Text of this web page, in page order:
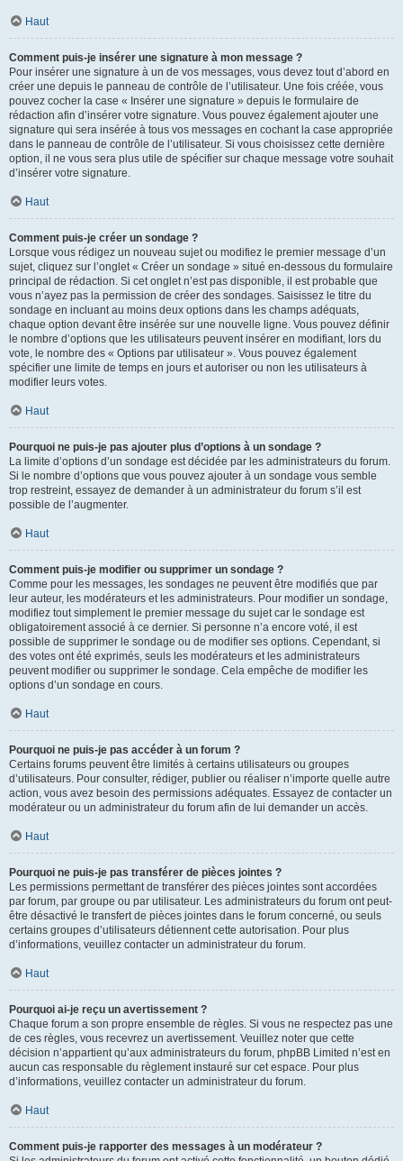
Haut
Comment puis-je insérer une signature à mon message ?
Pour insérer une signature à un de vos messages, vous devez tout d’abord en
créer une depuis le panneau de contrôle de l’utilisateur. Une fois créée, vous
pouvez cocher la case « Insérer une signature » depuis le formulaire de
rédaction afin d’insérer votre signature. Vous pouvez également ajouter une
signature qui sera insérée à tous vos messages en cochant la case appropriée
dans le panneau de contrôle de l’utilisateur. Si vous choisissez cette dernière
option, il ne vous sera plus utile de spécifier sur chaque message votre souhait
d’insérer votre signature.
Haut
Comment puis-je créer un sondage ?
Lorsque vous rédigez un nouveau sujet ou modifiez le premier message d’un
sujet, cliquez sur l’onglet « Créer un sondage » situé en-dessous du formulaire
principal de rédaction. Si cet onglet n’est pas disponible, il est probable que
vous n’ayez pas la permission de créer des sondages. Saisissez le titre du
sondage en incluant au moins deux options dans les champs adéquats,
chaque option devant être insérée sur une nouvelle ligne. Vous pouvez définir
le nombre d’options que les utilisateurs peuvent insérer en modifiant, lors du
vote, le nombre des « Options par utilisateur ». Vous pouvez également
spécifier une limite de temps en jours et autoriser ou non les utilisateurs à
modifier leurs votes.
Haut
Pourquoi ne puis-je pas ajouter plus d’options à un sondage ?
La limite d’options d’un sondage est décidée par les administrateurs du forum.
Si le nombre d’options que vous pouvez ajouter à un sondage vous semble
trop restreint, essayez de demander à un administrateur du forum s’il est
possible de l’augmenter.
Haut
Comment puis-je modifier ou supprimer un sondage ?
Comme pour les messages, les sondages ne peuvent être modifiés que par
leur auteur, les modérateurs et les administrateurs. Pour modifier un sondage,
modifiez tout simplement le premier message du sujet car le sondage est
obligatoirement associé à ce dernier. Si personne n’a encore voté, il est
possible de supprimer le sondage ou de modifier ses options. Cependant, si
des votes ont été exprimés, seuls les modérateurs et les administrateurs
peuvent modifier ou supprimer le sondage. Cela empêche de modifier les
options d’un sondage en cours.
Haut
Pourquoi ne puis-je pas accéder à un forum ?
Certains forums peuvent être limités à certains utilisateurs ou groupes
d’utilisateurs. Pour consulter, rédiger, publier ou réaliser n’importe quelle autre
action, vous avez besoin des permissions adéquates. Essayez de contacter un
modérateur ou un administrateur du forum afin de lui demander un accès.
Haut
Pourquoi ne puis-je pas transférer de pièces jointes ?
Les permissions permettant de transférer des pièces jointes sont accordées
par forum, par groupe ou par utilisateur. Les administrateurs du forum ont peut-
être désactivé le transfert de pièces jointes dans le forum concerné, ou seuls
certains groupes d’utilisateurs détiennent cette autorisation. Pour plus
d’informations, veuillez contacter un administrateur du forum.
Haut
Pourquoi ai-je reçu un avertissement ?
Chaque forum a son propre ensemble de règles. Si vous ne respectez pas une
de ces règles, vous recevrez un avertissement. Veuillez noter que cette
décision n’appartient qu’aux administrateurs du forum, phpBB Limited n’est en
aucun cas responsable du règlement instauré sur cet espace. Pour plus
d’informations, veuillez contacter un administrateur du forum.
Haut
Comment puis-je rapporter des messages à un modérateur ?